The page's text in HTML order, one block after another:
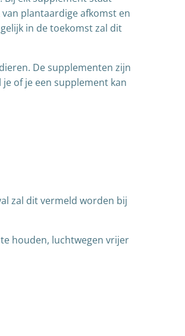
plantaardige afkomst en
in de toekomst zal dit
De supplementen zijn
of je een supplement kan
zal dit vermeld worden bij
houden, luchtwegen vrijer